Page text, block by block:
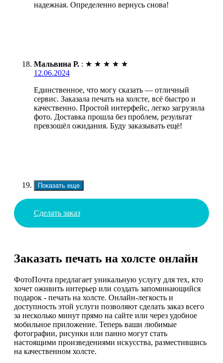
надежная. Определенно вернусь снова!
Мальвина Р. : ★ ★ ★ ★ ★
12.06.2024
Единственное, что могу сказать — отличный
сервис. Заказала печать на холсте, всё быстро и
качественно. Простой интерфейс, легко загрузила
фото. Доставка прошла без проблем, результат
превзошёл ожидания. Буду заказывать ещё!
Показать еще
Сделать заказ
Заказать печать на холсте онлайн
ФотоПочта предлагает уникальную услугу для тех, кто
хочет оживить интерьер или создать запоминающийся
подарок - печать на холсте. Онлайн-легкость и
доступность этой услуги позволяют сделать заказ всего
за несколько минут прямо на сайте или через удобное
мобильное приложение. Теперь ваши любимые
фотографии, рисунки или панно могут стать
настоящими произведениями искусства, разместившись
на качественном холсте.